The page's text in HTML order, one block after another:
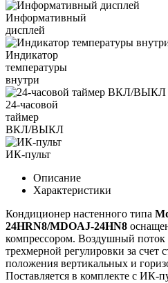
Информативный
дисплей
Индикатор
температуры
внутри
24-часовой
таймер
ВКЛ/ВЫКЛ
ИК-пульт
Описание
Характеристики
Кондиционер настенного типа
24HRN8/MDOAJ-24HN8
компрессором. Воздушный поток
трехмерной регулировки за счет
положения вертикальных и
Поставляется в комплекте с ИК-